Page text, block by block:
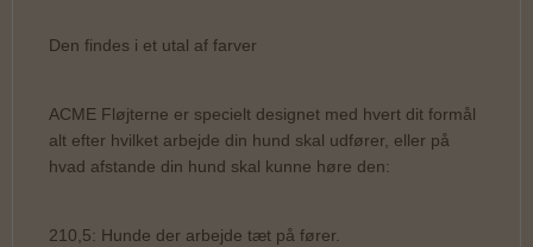
Den findes i et utal af farver
ACME Fløjterne er specielt designet med hvert dit formål
alt efter hvilket arbejde din hund skal udfører, eller på
hvad afstande din hund skal kunne høre den:
210,5: Hunde der arbejde tæt på fører.